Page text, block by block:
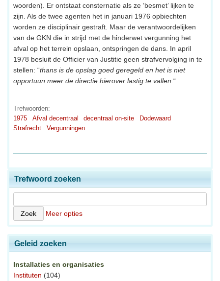
woorden). Er ontstaat consternatie als ze ‘besmet’ lijken te
zijn. Als de twee agenten het in januari 1976 opbiechten
worden ze disciplinair gestraft. Maar de verantwoordelijken
van de GKN die in strijd met de hinderwet vergunning het
afval op het terrein opslaan, ontspringen de dans. In april
1978 besluit de Officier van Justitie geen strafvervolging in te
stellen: “thans is de opslag goed geregeld en het is niet
opportuun meer de directie hierover lastig te vallen .“
Trefwoorden:
1975
Afval decentraal decentraal on-site
Dodewaard
Strafrecht
Vergunningen
Trefwoord zoeken
Meer opties
Geleid zoeken
Installaties en organisaties
Instituten (104)